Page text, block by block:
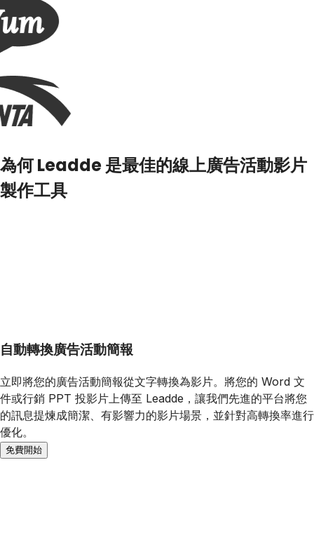
為何 Leadde 是最佳的線上廣告活動影片
製作工具
自動轉換廣告活動簡報
立即將您的廣告活動簡報從文字轉換為影片。將您的 Word 文
件或行銷 PPT 投影片上傳至 Leadde，讓我們先進的平台將您
的訊息提煉成簡潔、有影響力的影片場景，並針對高轉換率進行
優化。
免費開始